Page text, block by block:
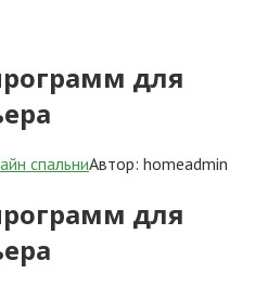
для
спальниАвтор: homeadmin
для